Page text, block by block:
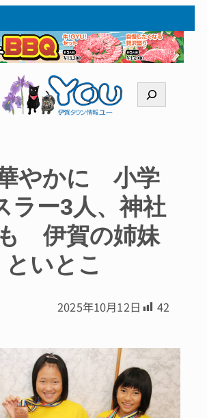
索
やかに 小学
ラー3人、神社
伊賀の姉妹
といとこ
2025年10月12日 42